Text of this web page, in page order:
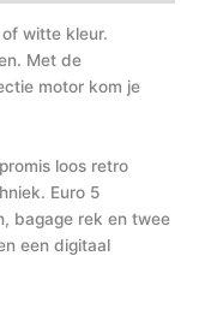
witte kleur.
Met de
motor kom je
loos retro
Euro 5
bagage rek en twee
een digitaal